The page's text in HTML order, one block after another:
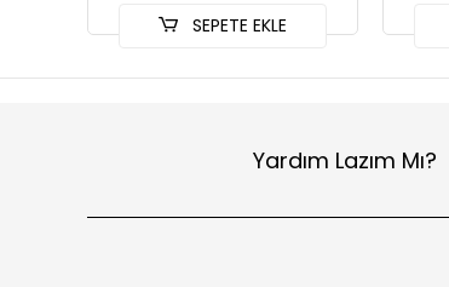
SEPETE EKLE
Yardım Lazım Mı?